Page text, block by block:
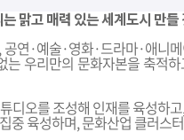
맑고 매력 있는 세계도시 만들
연·예술·영화·드라마·애니
우리만의 문화자본을 축적
디오를 조성해 인재를 육성하
중 육성하며, 문화산업 클러스